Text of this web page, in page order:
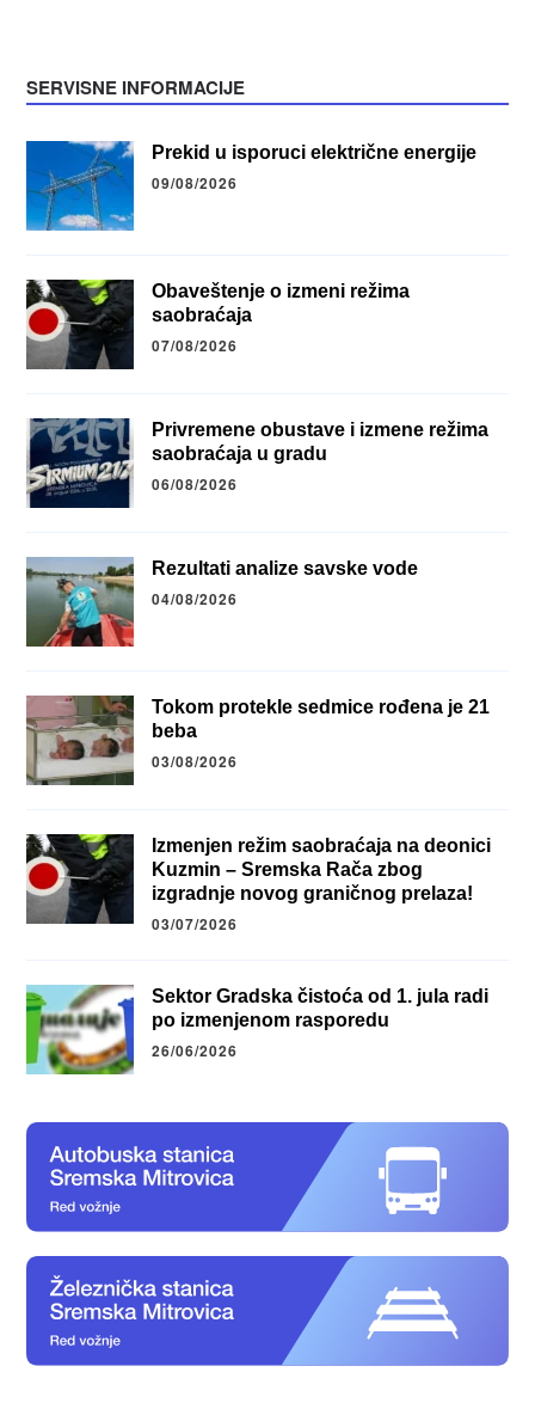
SERVISNE INFORMACIJE
Prekid u isporuci električne energije
09/08/2026
Obaveštenje o izmeni režima
saobraćaja
07/08/2026
Privremene obustave i izmene režima
saobraćaja u gradu
06/08/2026
Rezultati analize savske vode
04/08/2026
Tokom protekle sedmice rođena je 21
beba
03/08/2026
Izmenjen režim saobraćaja na deonici
Kuzmin – Sremska Rača zbog
izgradnje novog graničnog prelaza!
03/07/2026
Sektor Gradska čistoća od 1. jula radi
po izmenjenom rasporedu
26/06/2026